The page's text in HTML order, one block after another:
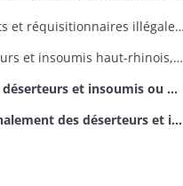
Etats nominatifs des conscrits et réquisitionnaires illégalement dans leurs foyers
Etats nominatifs des déserteurs et insoumis haut-rhinois, correspondance relative à la mise à jour périodique de ces états
contrôles après arrestation, présentation volontaire, etc .: correspondance
lesquels la recherche doit cesser (dans l'ordre alphabétique des noms de famille)